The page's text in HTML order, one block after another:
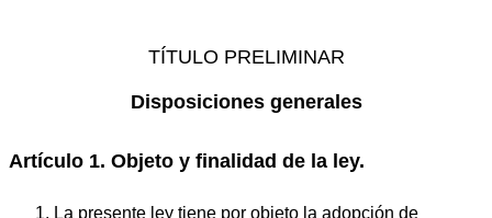
TÍTULO PRELIMINAR
Disposiciones generales
Artículo 1. Objeto y finalidad de la ley.
1. La presente ley tiene por objeto la adopción de